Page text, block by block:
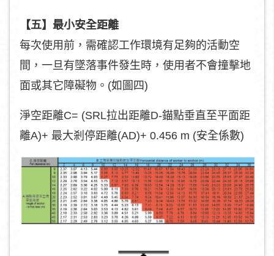
【五】最小安全距離
每次使用前，需確認工作環境有足夠的活動空
間，一旦有墜落事件發生時，使用者不會撞擊地
面或其它障礙物。(如圖四)
淨空距離C= (SRL拉出距離D-錨點垂直至平面距
離A)+ 最大剎停距離(AD)+ 0.456 m (安全係數)